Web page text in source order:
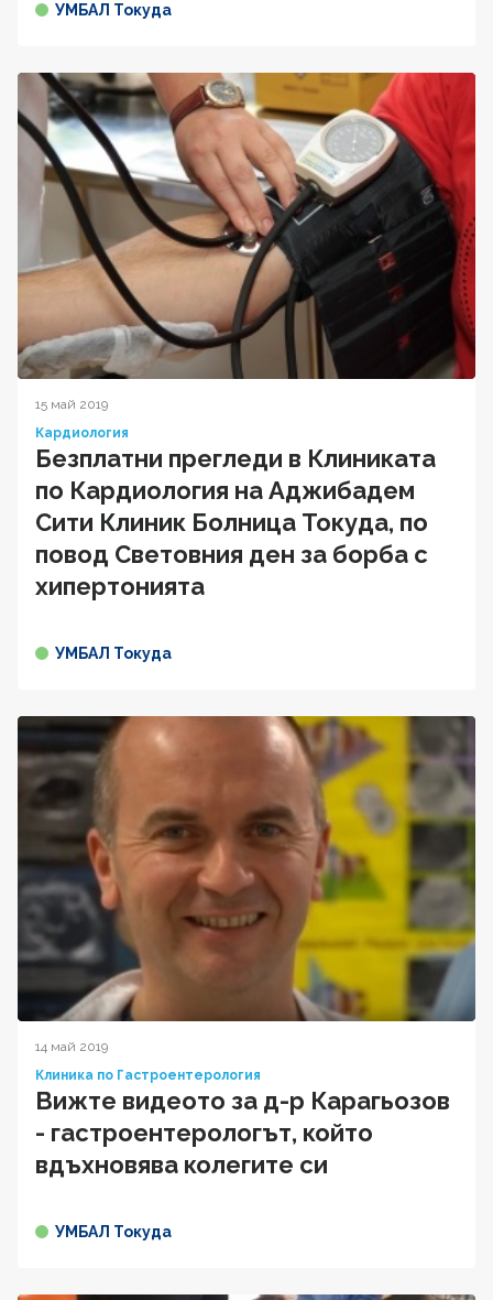
УМБАЛ Токуда
15 май 2019
Кардиология
Безплатни прегледи в Клиниката
по Кардиология на Аджибадем
Сити Клиник Болница Токуда, по
повод Световния ден за борба с
хипертонията
УМБАЛ Токуда
14 май 2019
Клиника по Гастроентерология
Вижте видеото за д-р Карагьозов
- гастроентерологът, който
вдъхновява колегите си
УМБАЛ Токуда